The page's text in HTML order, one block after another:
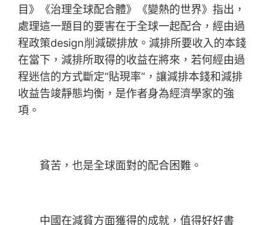
目》《治理全球配合體》《變熱的世界》指出，
處理這一題目的要害在于全球一起配合，經由過
程政策design削減碳排放。減排所要收入的本錢
在當下，減排所取得的收益在將來，若何經由過
程迷信的方式斷定“貼現率”，讓減排本錢和減排
收益告竣靜態均衡，是作者身為經濟學家的強
項。
貧苦，也是全球面對的配合困難。
中國在減貧方面獲得的成就，值得好好書